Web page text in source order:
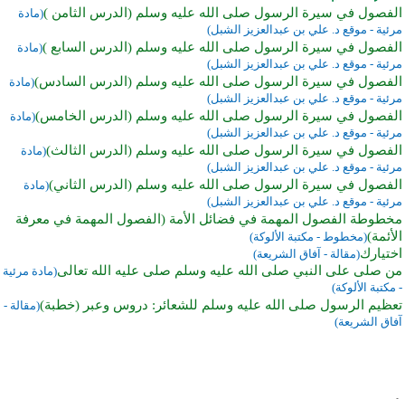
الفصول في سيرة الرسول صلى الله عليه وسلم (الدرس الثامن )(مادة
مرئية - موقع د. علي بن عبدالعزيز الشبل)
الفصول في سيرة الرسول صلى الله عليه وسلم (الدرس السابع )(مادة
مرئية - موقع د. علي بن عبدالعزيز الشبل)
الفصول في سيرة الرسول صلى الله عليه وسلم (الدرس السادس)(مادة
مرئية - موقع د. علي بن عبدالعزيز الشبل)
الفصول في سيرة الرسول صلى الله عليه وسلم (الدرس الخامس)(مادة
مرئية - موقع د. علي بن عبدالعزيز الشبل)
الفصول في سيرة الرسول صلى الله عليه وسلم (الدرس الثالث)(مادة
مرئية - موقع د. علي بن عبدالعزيز الشبل)
الفصول في سيرة الرسول صلى الله عليه وسلم (الدرس الثاني)(مادة
مرئية - موقع د. علي بن عبدالعزيز الشبل)
مخطوطة الفصول المهمة في فضائل الأمة (الفصول المهمة في معرفة
الأئمة)(مخطوط - مكتبة الألوكة)
اختيارك(مقالة - آفاق الشريعة)
من صلى على النبي صلى الله عليه وسلم صلى عليه الله تعالى(مادة مرئية
- مكتبة الألوكة)
تعظيم الرسول صلى الله عليه وسلم للشعائر: دروس وعبر (خطبة)(مقالة -
آفاق الشريعة)